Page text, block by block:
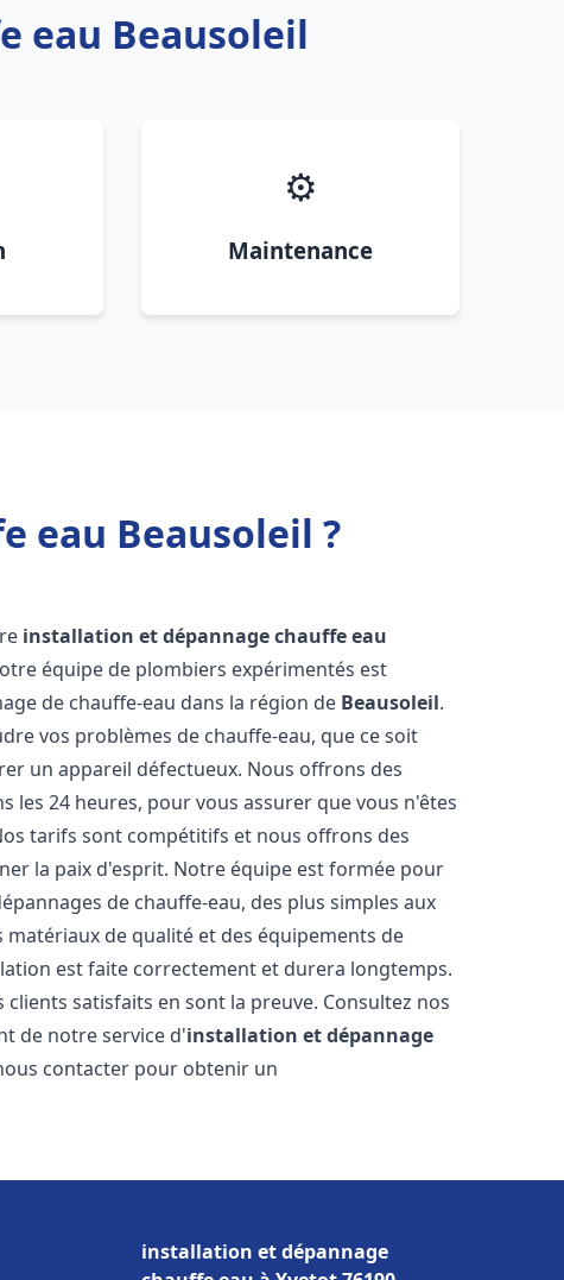
eau Beausoleil
⚙️
Maintenance
eau Beausoleil ?
installation et dépannage chauffe eau
équipe de plombiers expérimentés est
de chauffe-eau dans la région de Beausoleil.
vos problèmes de chauffe-eau, que ce soit
un appareil défectueux. Nous offrons des
les 24 heures, pour vous assurer que vous n'êtes
tarifs sont compétitifs et nous offrons des
la paix d'esprit. Notre équipe est formée pour
de chauffe-eau, des plus simples aux
de qualité et des équipements de
est faite correctement et durera longtemps.
satisfaits en sont la preuve. Consultez nos
de notre service d'installation et dépannage
contacter pour obtenir un
installation et dépannage